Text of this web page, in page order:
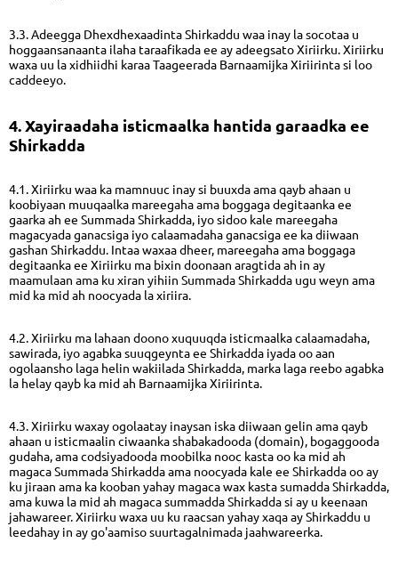
3.3. Adeegga Dhexdhexaadinta Shirkaddu waa inay la socotaa u
hoggaansanaanta ilaha taraafikada ee ay adeegsato Xiriirku. Xiriirku
waxa uu la xidhiidhi karaa Taageerada Barnaamijka Xiriirinta si loo
caddeeyo.
4. Xayiraadaha isticmaalka hantida garaadka ee
Shirkadda
4.1. Xiriirku waa ka mamnuuc inay si buuxda ama qayb ahaan u
koobiyaan muuqaalka mareegaha ama boggaga degitaanka ee
gaarka ah ee Summada Shirkadda, iyo sidoo kale mareegaha
magacyada ganacsiga iyo calaamadaha ganacsiga ee ka diiwaan
gashan Shirkaddu. Intaa waxaa dheer, mareegaha ama boggaga
degitaanka ee Xiriirku ma bixin doonaan aragtida ah in ay
maamulaan ama ku xiran yihiin Summada Shirkadda ugu weyn ama
mid ka mid ah noocyada la xiriira.
4.2. Xiriirku ma lahaan doono xuquuqda isticmaalka calaamadaha,
sawirada, iyo agabka suuqgeynta ee Shirkadda iyada oo aan
ogolaansho laga helin wakiilada Shirkadda, marka laga reebo agabka
la helay qayb ka mid ah Barnaamijka Xiriirinta.
4.3. Xiriirku waxay ogolaatay inaysan iska diiwaan gelin ama qayb
ahaan u isticmaalin ciwaanka shabakadooda (domain), bogaggooda
gudaha, ama codsiyadooda moobilka nooc kasta oo ka mid ah
magaca Summada Shirkadda ama noocyada kale ee Shirkadda oo ay
ku jiraan ama ka kooban yahay magaca wax kasta sumadda Shirkadda,
ama kuwa la mid ah magaca summadda Shirkadda si ay u keenaan
jahawareer. Xiriirku waxa uu ku raacsan yahay xaqa ay Shirkaddu u
leedahay in ay go'aamiso suurtagalnimada jaahwareerka.